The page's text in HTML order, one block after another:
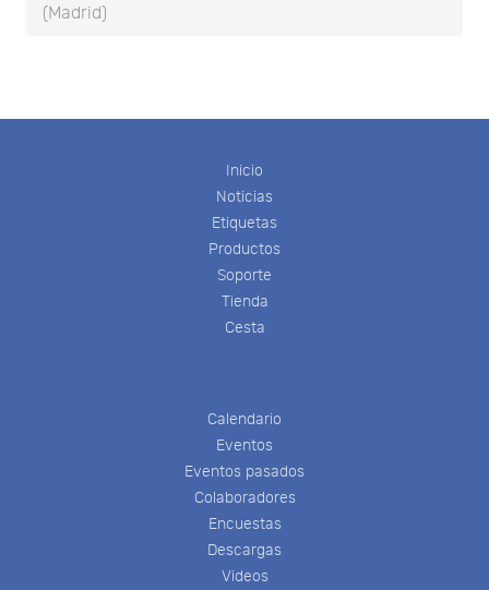
(Madrid)
Inicio
Noticias
Etiquetas
Productos
Soporte
Tienda
Cesta
Calendario
Eventos
Eventos pasados
Colaboradores
Encuestas
Descargas
Videos